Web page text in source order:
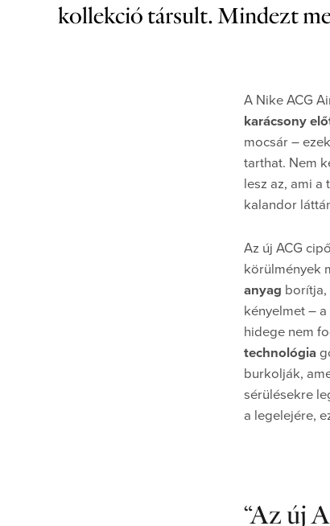
kollekció társult. Mindezt
A Nike ACG
karácsony
mocsár –
tarthat. Nem
lesz az, ami
kalandor
Az új ACG
körülmények
anyag borítja,
kényelmet –
hidege nem
technológia
burkolják,
sérülésekre
a legelejére,
Az új